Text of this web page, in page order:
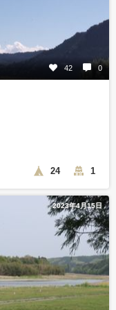
42 0
24 1
2023年4月15日